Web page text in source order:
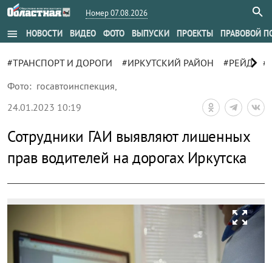
Номер 07.08.2026
menu НОВОСТИ ВИДЕО ФОТО ВЫПУСКИ ПРОЕКТЫ ПРАВОВОЙ
#ТРАНСПОРТ И ДОРОГИ #ИРКУТСКИЙ РАЙОН #РЕЙДchevron_right
Фото: госавтоинспекция,
24.01.2023 10:19
Сотрудники ГАИ выявляют лишенных
прав водителей на дорогах Иркутска
zoom_out_map